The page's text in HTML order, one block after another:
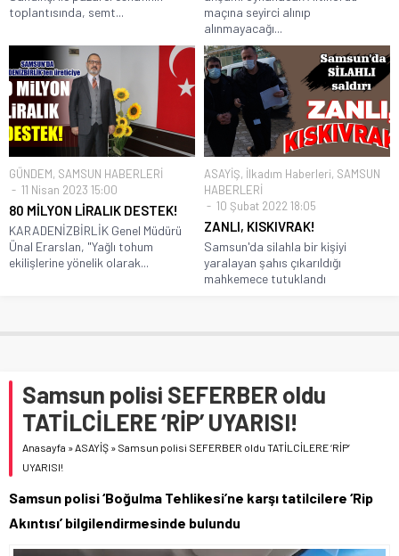
toplantısında, semt...
maçına seyirci alınıp
alınmayacağı...
GÜNDEM, SAMSUN HABERLERİ
11 Nisan 2023 15:00
80 MİLYON LİRALIK DESTEK!
KARADENİZBİRLİK Genel Müdürü
Ünal Erarslan, "Yağlı tohum
ekilişlerine yönelik olarak...
ASAYİŞ, İlkadım Haberleri, SAMSUN
HABERLERİ
10 Şubat 2022 18:05
ZANLI, KISKIVRAK!
Samsun'da silahla bir kişiyi
yaralayan şahıs çıkarıldığı
mahkemece tutuklandı
Samsun polisi SEFERBER oldu
TATİLCİLERE ‘RİP’ UYARISI!
Anasayfa »ASAYİŞ » Samsun polisi SEFERBER oldu TATİLCİLERE ‘RİP’
UYARISI!
Samsun polisi ‘Boğulma Tehlikesi’ne karşı tatilcilere ‘Rip
Akıntısı’ bilgilendirmesinde bulundu